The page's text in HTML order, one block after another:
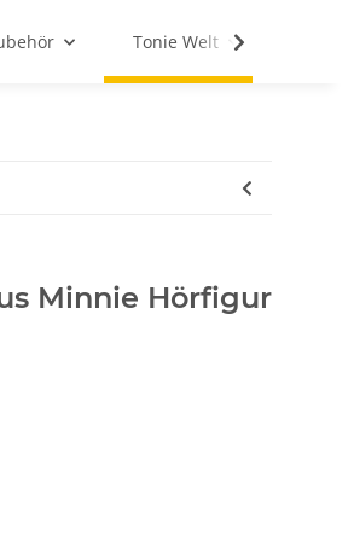
Tonie Welt
Minnie Hörfigur